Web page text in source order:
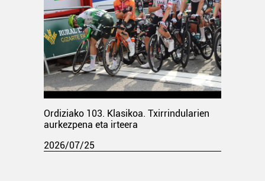
Ordiziako 103. Klasikoa. Txirrindularien
aurkezpena eta irteera
2026/07/25